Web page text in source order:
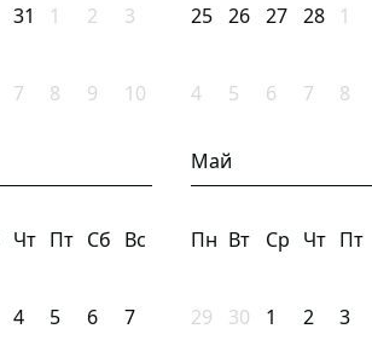
31 1 2 3
7 8 9 10
25 26 27 28 1
4 5 6 7 8
Чт Пт Сб Вс
4 5 6 7
Май
Пн Вт Ср Чт Пт
29 30 1 2 3